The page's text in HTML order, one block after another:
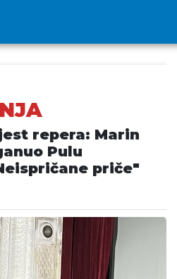
repera: Marin
Pulu
priče"